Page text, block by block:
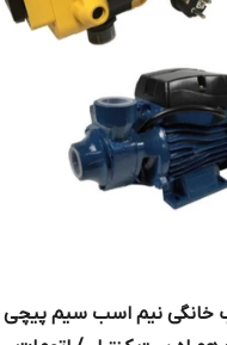
خانگی نیم اسب سیم پیچی